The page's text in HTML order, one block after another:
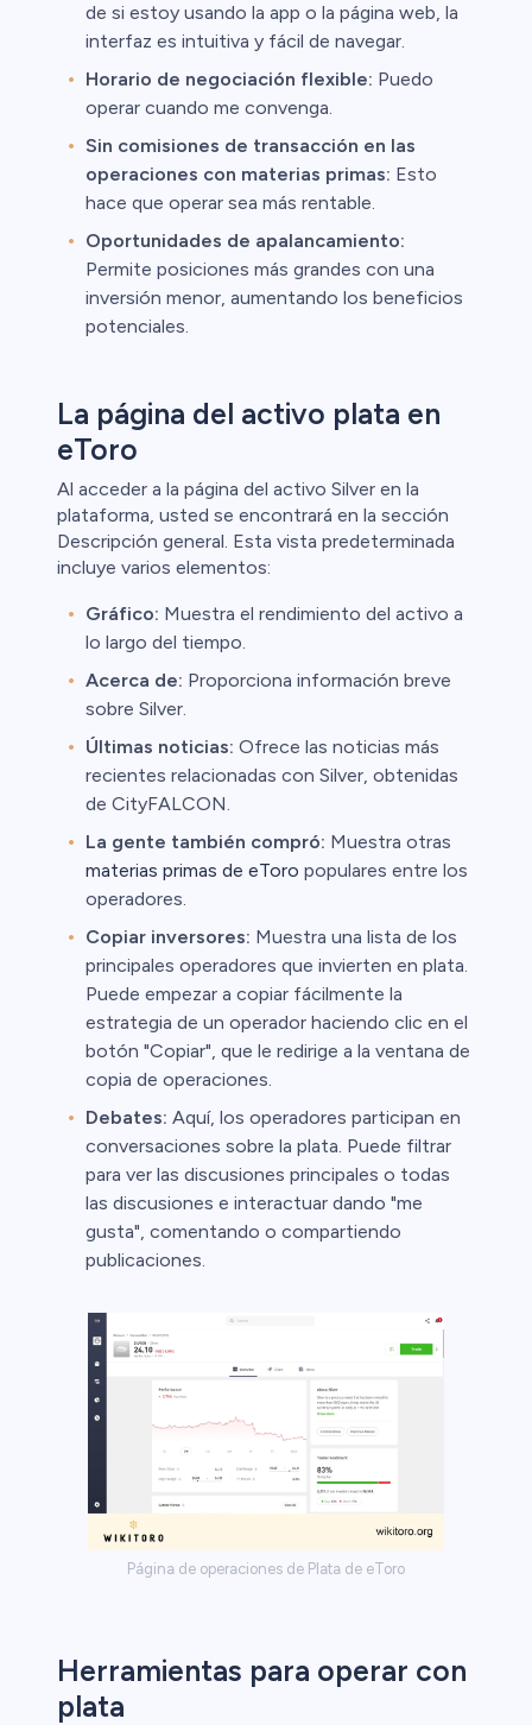
de si estoy usando la app o la página web, la
interfaz es intuitiva y fácil de navegar.
Horario de negociación flexible: Puedo
operar cuando me convenga.
Sin comisiones de transacción en las
operaciones con materias primas: Esto
hace que operar sea más rentable.
Oportunidades de apalancamiento:
Permite posiciones más grandes con una
inversión menor, aumentando los beneficios
potenciales.
La página del activo plata en
eToro
Al acceder a la página del activo Silver en la
plataforma, usted se encontrará en la sección
Descripción general. Esta vista predeterminada
incluye varios elementos:
Gráfico: Muestra el rendimiento del activo a
lo largo del tiempo.
Acerca de: Proporciona información breve
sobre Silver.
Últimas noticias: Ofrece las noticias más
recientes relacionadas con Silver, obtenidas
de CityFALCON.
La gente también compró: Muestra otras
materias primas de eToro populares entre los
operadores.
Copiar inversores: Muestra una lista de los
principales operadores que invierten en plata.
Puede empezar a copiar fácilmente la
estrategia de un operador haciendo clic en el
botón "Copiar", que le redirige a la ventana de
copia de operaciones.
Debates: Aquí, los operadores participan en
conversaciones sobre la plata. Puede filtrar
para ver las discusiones principales o todas
las discusiones e interactuar dando "me
gusta", comentando o compartiendo
publicaciones.
Página de operaciones de Plata de eToro
Herramientas para operar con
plata